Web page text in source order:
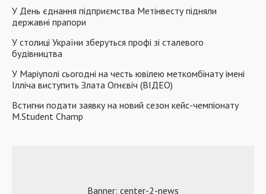
У День єднання підприємства Метінвесту підняли
державні прапори
У столиці України зберуться профі зі сталевого
будівництва
У Маріуполі сьогодні на честь ювілею меткомбінату імені
Ілліча виступить Злата Огнєвіч (ВІДЕО)
Встигни подати заявку на новий сезон кейс-чемпіонату
M.Student Champ